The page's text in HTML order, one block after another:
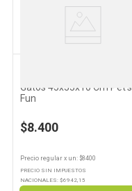
Ver
Producto
Gatos 45x33x10 Cm Pet's
Fun
$8.400
Precio regular x un: $8400
PRECIO SIN IMPUESTOS
NACIONALES: $6942,15